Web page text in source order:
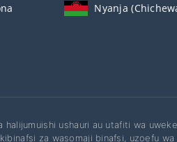
Nyanja
halijumuishi ushauri au utafiti wa
za wasomaji binafsi, uzoefu